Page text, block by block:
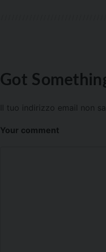
Got
Il tuo indirizzo email non
Your comment